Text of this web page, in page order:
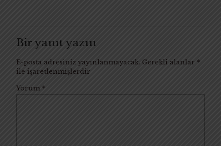
Bir yanıt yazın
E-posta adresiniz yayınlanmayacak. Gerekli alanlar *
ile işaretlenmişlerdir
Yorum *